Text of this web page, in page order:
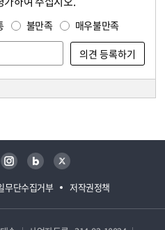
불만족 매우불만족
무단수집거부 저작권정책
인스타그램 블로그 트위터